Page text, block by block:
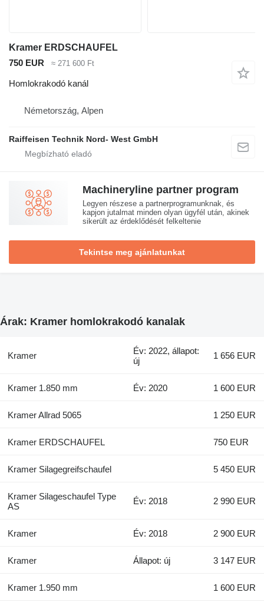
Kramer ERDSCHAUFEL
750 EUR
≈ 271 600 Ft
Homlokrakodó kanál
Németország, Alpen
Raiffeisen Technik Nord- West GmbH
Machineryline partner program
Legyen részese a partnerprogramunknak, és
kapjon jutalmat minden olyan ügyfél után, akinek
sikerült az érdeklődését felkeltenie
Tekintse meg ajánlatunkat
Árak: Kramer homlokrakodó kanalak
Kramer
Év: 2022, állapot:
új
1 656 EUR
Kramer 1.850 mm Év: 2020 1 600 EUR
Kramer Allrad 5065 1 250 EUR
Kramer ERDSCHAUFEL 750 EUR
Kramer Silagegreifschaufel 5 450 EUR
Kramer Silageschaufel Type
AS
Év: 2018 2 990 EUR
Kramer Év: 2018 2 900 EUR
Kramer Állapot: új 3 147 EUR
Kramer 1.950 mm 1 600 EUR